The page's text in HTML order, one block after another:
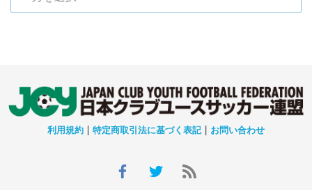
利用規約 | 特定商取引法に基づく表記| お問い合わせ